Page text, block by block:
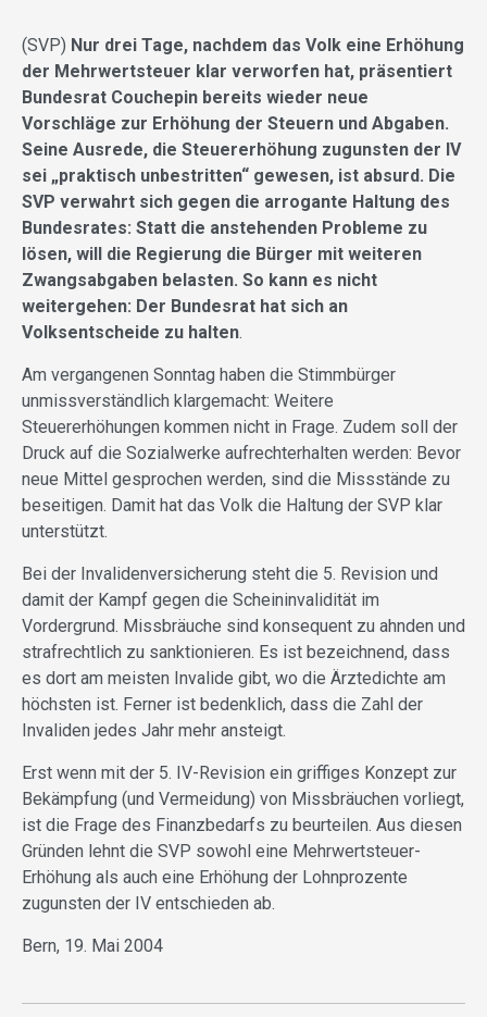
(SVP) Nur drei Tage, nachdem das Volk eine Erhöhung
der Mehrwertsteuer klar verworfen hat, präsentiert
Bundesrat Couchepin bereits wieder neue
Vorschläge zur Erhöhung der Steuern und Abgaben.
Seine Ausrede, die Steuererhöhung zugunsten der IV
sei „praktisch unbestritten“ gewesen, ist absurd. Die
SVP verwahrt sich gegen die arrogante Haltung des
Bundesrates: Statt die anstehenden Probleme zu
lösen, will die Regierung die Bürger mit weiteren
Zwangsabgaben belasten. So kann es nicht
weitergehen: Der Bundesrat hat sich an
Volksentscheide zu halten.
Am vergangenen Sonntag haben die Stimmbürger
unmissverständlich klargemacht: Weitere
Steuererhöhungen kommen nicht in Frage. Zudem soll der
Druck auf die Sozialwerke aufrechterhalten werden: Bevor
neue Mittel gesprochen werden, sind die Missstände zu
beseitigen. Damit hat das Volk die Haltung der SVP klar
unterstützt.
Bei der Invalidenversicherung steht die 5. Revision und
damit der Kampf gegen die Scheininvalidität im
Vordergrund. Missbräuche sind konsequent zu ahnden und
strafrechtlich zu sanktionieren. Es ist bezeichnend, dass
es dort am meisten Invalide gibt, wo die Ärztedichte am
höchsten ist. Ferner ist bedenklich, dass die Zahl der
Invaliden jedes Jahr mehr ansteigt.
Erst wenn mit der 5. IV-Revision ein griffiges Konzept zur
Bekämpfung (und Vermeidung) von Missbräuchen vorliegt,
ist die Frage des Finanzbedarfs zu beurteilen. Aus diesen
Gründen lehnt die SVP sowohl eine Mehrwertsteuer-
Erhöhung als auch eine Erhöhung der Lohnprozente
zugunsten der IV entschieden ab.
Bern, 19. Mai 2004